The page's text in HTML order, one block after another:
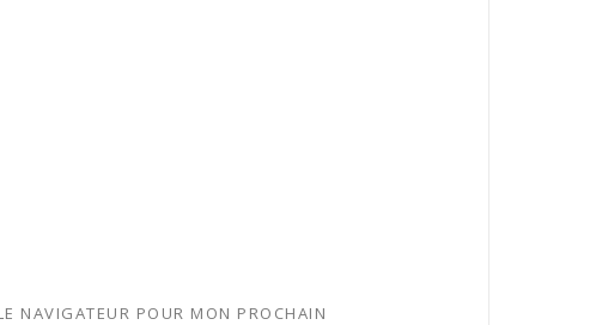
NAVIGATEUR POUR MON PROCHAIN